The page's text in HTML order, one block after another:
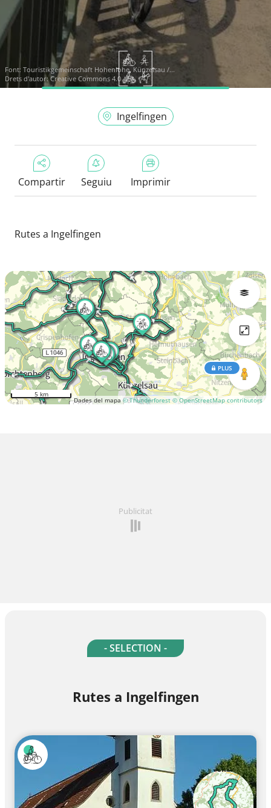
Font: Touristikgemeinschaft Hohenlohe, Künzelsau /...
Drets d'autor: Creative Commons 4.0
Ingelfingen
Compartir Seguiu Imprimir
Rutes a Ingelfingen
Dades del mapa © Thunderforest © OpenStreetMap contributors
PLUS
5 km
Publicitat
- SELECTION -
Rutes a Ingelfingen